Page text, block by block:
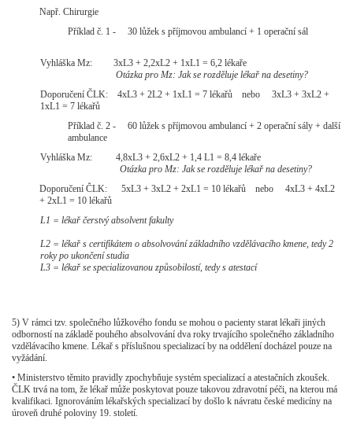
Např. Chirurgie
Příklad č. 1 - 30 lůžek s příjmovou ambulancí + 1 operační sál
Vyhláška Mz: 3xL3 + 2,2xL2 + 1xL1 = 6,2 lékaře
Otázka pro Mz: Jak se rozděluje lékař na desetiny?
Doporučení ČLK: 4xL3 + 2L2 + 1xL1 = 7 lékařů nebo 3xL3 + 3xL2 +
1xL1 = 7 lékařů
Příklad č. 2 - 60 lůžek s příjmovou ambulancí + 2 operační sály + další
ambulance
Vyhláška Mz: 4,8xL3 + 2,6xL2 + 1,4 L1 = 8,4 lékaře
Otázka pro Mz: Jak se rozděluje lékař na desetiny?
Doporučení ČLK: 5xL3 + 3xL2 + 2xL1 = 10 lékařů nebo 4xL3 + 4xL2
+ 2xL1 = 10 lékařů
L1 = lékař čerstvý absolvent fakulty
L2 = lékař s certifikátem o absolvování základního vzdělávacího kmene, tedy 2
roky po ukončení studia
L3 = lékař se specializovanou způsobilostí, tedy s atestací
5) V rámci tzv. společného lůžkového fondu se mohou o pacienty starat lékaři jiných
odborností na základě pouhého absolvování dva roky trvajícího společného základního
vzdělávacího kmene. Lékař s příslušnou specializací by na oddělení docházel pouze na
vyžádání.
• Ministerstvo těmito pravidly zpochybňuje systém specializací a atestačních zkoušek.
ČLK trvá na tom, že lékař může poskytovat pouze takovou zdravotní péči, na kterou má
kvalifikaci. Ignorováním lékařských specializací by došlo k návratu české medicíny na
úroveň druhé poloviny 19. století.